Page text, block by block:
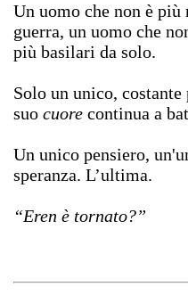
Un uomo che non è
guerra, un uomo che
più basilari da solo.
Solo un unico,
suo cuore continua a
Un unico pensiero,
speranza. L’ultima.
“Eren è tornato?”